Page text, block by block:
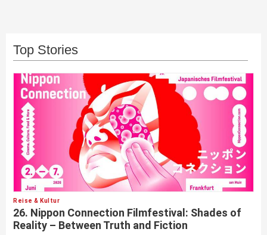
Top Stories
Reise & Kultur
26. Nippon Connection Filmfestival: Shades of
Reality – Between Truth and Fiction